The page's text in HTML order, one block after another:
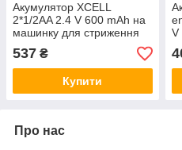
Акумулятор XCELL
2*1/2AA 2.4 V 600 mAh на
машинку для стриження
волосся або бритву
537 ₴
Купити
V
Про нас